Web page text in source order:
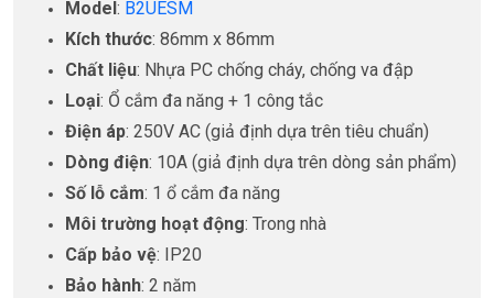
Model : B2UESM
Kích thước: 86mm x 86mm
Chất liệu: Nhựa PC chống cháy, chống va đập
Loại: Ổ cắm đa năng + 1 công tắc
Điện áp: 250V AC (giả định dựa trên tiêu chuẩn)
Dòng điện: 10A (giả định dựa trên dòng sản phẩm)
Số lỗ cắm: 1 ổ cắm đa năng
Môi trường hoạt động: Trong nhà
Cấp bảo vệ: IP20
Bảo hành: 2 năm